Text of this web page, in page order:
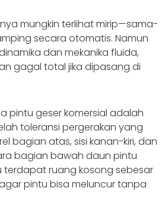
mungkin terlihat mirip—sama-
secara otomatis. Namun
dan mekanika fluida,
gagal total jika dipasang di
pintu geser komersial adalah
toleransi pergerakan yang
bagian atas, sisi kanan-kiri, dan
bagian bawah daun pintu
terdapat ruang kosong sebesar
pintu bisa meluncur tanpa